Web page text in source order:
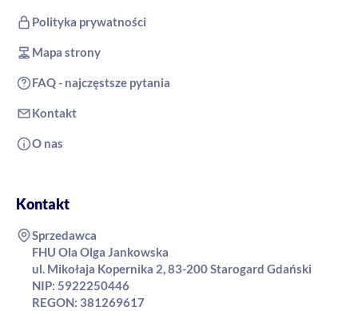
Polityka prywatności
Mapa strony
FAQ - najczęstsze pytania
Kontakt
O nas
Kontakt
Sprzedawca
FHU Ola Olga Jankowska
ul. Mikołaja Kopernika 2, 83-200 Starogard Gdański
NIP: 5922250446
REGON: 381269617